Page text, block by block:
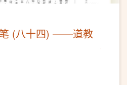
(八十四) ——道教